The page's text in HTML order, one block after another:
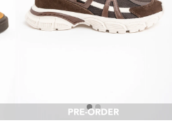
Talle